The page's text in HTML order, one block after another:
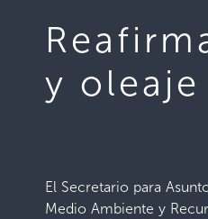
y
El Secretario para
Medio Ambiente y